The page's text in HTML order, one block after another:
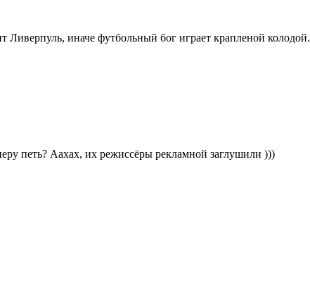
Ливерпуль, иначе футбольный бог играет крапленой колодой.
петь? Аахах, их режиссёры рекламной заглушили )))